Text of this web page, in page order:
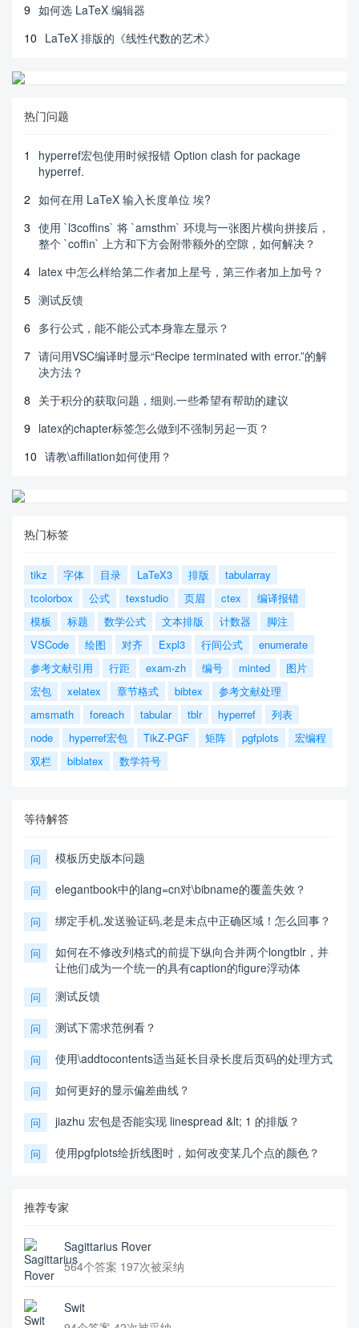
9 如何选 LaTeX 编辑器
10 LaTeX 排版的《线性代数的艺术》
热门问题
1
hyperref宏包使用时候报错 Option clash for package
hyperref.
2 如何在用 LaTeX 输入长度单位 埃?
3 使用 `l3coffins` 将 `amsthm` 环境与一张图片横向拼接后，
整个 `coffin` 上方和下方会附带额外的空隙，如何解决？
4 latex 中怎么样给第二作者加上星号，第三作者加上加号？
5 测试反馈
6 多行公式，能不能公式本身靠左显示？
7 请问用VSC编译时显示“Recipe terminated with error.”的解
决方法？
8 关于积分的获取问题，细则.一些希望有帮助的建议
9 latex的chapter标签怎么做到不强制另起一页？
10 请教\affiliation如何使用？
热门标签
tikz 字体 目录 LaTeX3 排版
tabularray
tcolorbox
公式 texstudio 页眉 ctex
编译报错
模板
标题 数学公式 文本排版 计数器
脚注
VSCode
绘图 对齐 Expl3 行间公式
enumerate
参考文献引用
行距 exam-zh 编号 minted
图片
宏包
xelatex 章节格式 bibtex
参考文献处理
amsmath
foreach tabular tblr hyperref
列表
node
hyperref宏包 TikZ-PGF 矩阵 pgfplots
宏编程
双栏
biblatex 数学符号
等待解答
问 模板历史版本问题
问 elegantbook中的lang=cn对\bibname的覆盖失效？
问 绑定手机,发送验证码,老是未点中正确区域！怎么回事？
问
如何在不修改列格式的前提下纵向合并两个longtblr，并
让他们成为一个统一的具有caption的figure浮动体
问 测试反馈
问 测试下需求范例看？
问 使用\addtocontents适当延长目录长度后页码的处理方式
问 如何更好的显示偏差曲线？
问 jiazhu 宏包是否能实现 linespread &lt; 1 的排版？
问 使用pgfplots绘折线图时，如何改变某几个点的颜色？
推荐专家
Sagittarius Rover
564个答案 197次被采纳
Swit